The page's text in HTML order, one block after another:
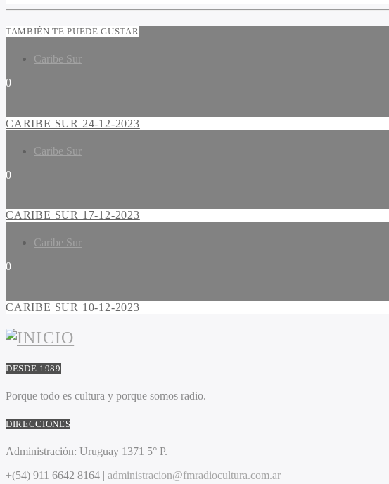
TAMBIÉN TE PUEDE GUSTAR
Caribe Sur
0
CARIBE SUR 24-12-2023
Caribe Sur
0
CARIBE SUR 17-12-2023
Caribe Sur
0
CARIBE SUR 10-12-2023
DESDE 1989
Porque todo es cultura y porque somos radio.
DIRECCIONES
Administración: Uruguay 1371 5° P.
+(54) 911 6642 8164 | administracion@fmradiocultura.com.ar